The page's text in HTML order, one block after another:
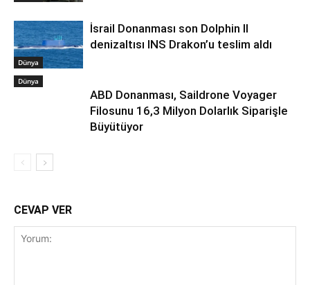
Dünya
İsrail Donanması son Dolphin II
denizaltısı INS Drakon’u teslim aldı
Dünya
ABD Donanması, Saildrone Voyager
Filosunu 16,3 Milyon Dolarlık Siparişle
Büyütüyor
CEVAP VER